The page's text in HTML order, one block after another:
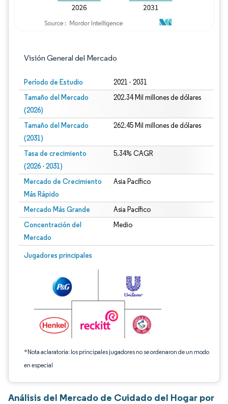
Visión General del Mercado
Período de Estudio 2021 - 2031
Tamaño del Mercado
(2026)
202.34 Mil millones de dólares
Tamaño del Mercado
(2031)
262.45 Mil millones de dólares
Tasa de crecimiento
(2026 - 2031)
5.34% CAGR
Mercado de Crecimiento
Más Rápido
Asia Pacífico
Mercado Más Grande Asia Pacífico
Concentración del
Mercado
Medio
Jugadores principales
*Nota aclaratoria: los principales jugadores no se ordenaron de un modo
en especial
Imagen © Mordor Intelligence. El uso requiere atribución según CC BY 4.0.
Análisis del Mercado de Cuidado del Hogar por